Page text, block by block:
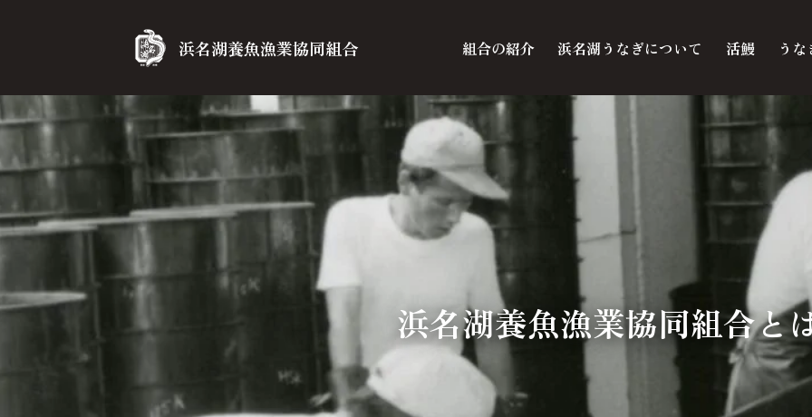
浜名湖養魚漁業協同組合 組合の紹介 浜名湖うなぎについて 活鰻 う
浜名湖養魚漁業協同組合と